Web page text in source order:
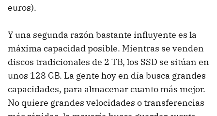
euros).
Y una segunda razón bastante influyente es la
máxima capacidad posible. Mientras se venden
discos tradicionales de 2 TB, los SSD se sitúan en
unos 128 GB. La gente hoy en día busca grandes
capacidades, para almacenar cuanto más mejor.
No quiere grandes velocidades o transferencias